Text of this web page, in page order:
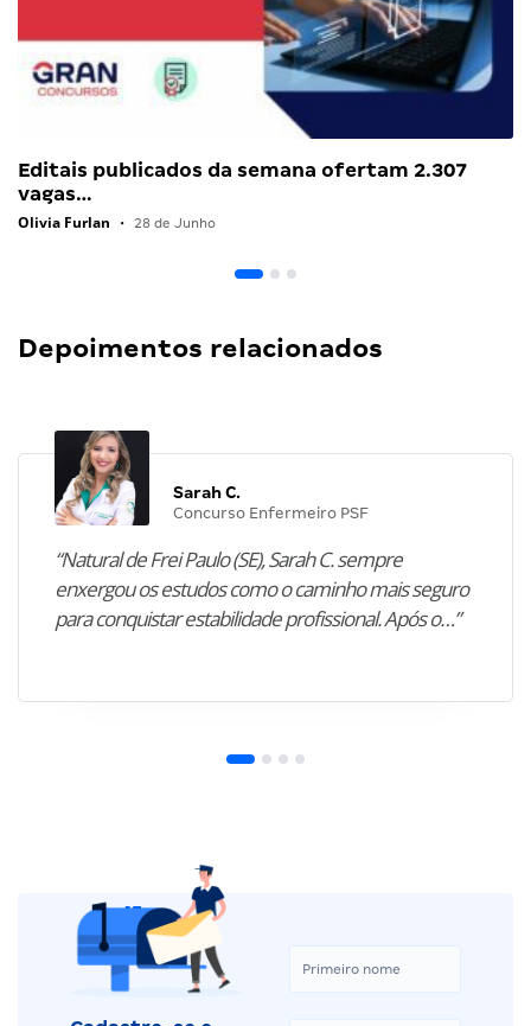
Editais publicados da semana ofertam 2.307
vagas…
Olivia Furlan • 28 de Junho
Depoimentos relacionados
Sarah C.
Concurso Enfermeiro PSF
“Natural de Frei Paulo (SE), Sarah C. sempre
enxergou os estudos como o caminho mais seguro
para conquistar estabilidade profissional. Após o…”